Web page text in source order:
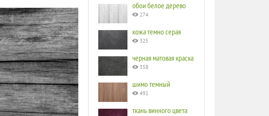
обои белое дерево
274
кожа темно серая
325
черная матовая краска
358
шимо темный
491
ткань винного цвета